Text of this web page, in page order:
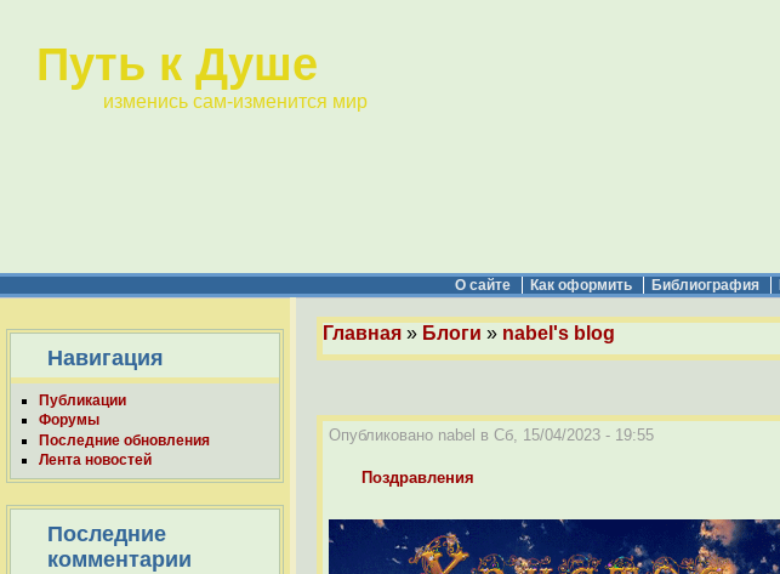
Путь к Душе
изменись сам-изменится мир
О сайте Как оформить Библиография
Навигация
Публикации
Форумы
Последние обновления
Лента новостей
Последние
комментарии
Главная » Блоги » nabel's blog
Опубликовано nabel в Сб, 15/04/2023 - 19:55
Поздравления